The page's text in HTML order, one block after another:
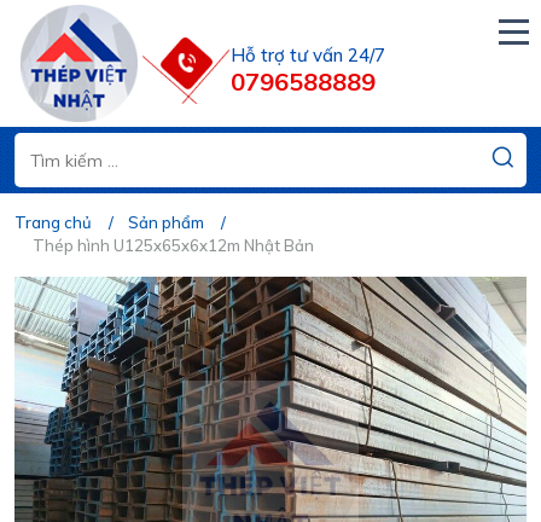
Hỗ trợ tư vấn 24/7
0796588889
Trang chủ
Sản phẩm
Thép hình U125x65x6x12m Nhật Bản